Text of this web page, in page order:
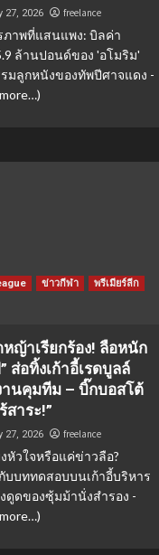
27, 2026 freelance
ภาพที่แสนแพง: บิลค่า
ล้านปอนด์ของ 'อโมริม'
มลูกหนังของทัพปีศาจแดง -
ข่าวกีฬา
พรีเมียร์ลีก
ญ้าเรียกร้อง! ลือหนัก
ส่อทิ้งเก้าอี้เรดบูลล์
นคุมทีม – บิ๊กบอสโต้
สาระ!”
27, 2026 freelance
งหัวใจหรือแค่ข่าวลือ?
บบททดสอบบนเก้าอี้บริหาร
ดูดของซุ้มม้านั่งสำรอง -